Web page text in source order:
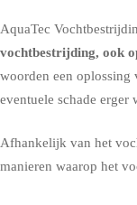
AquaTec
vochtbestrijding, ook
woorden een
eventuele schade erger
Afhankelijk van het
manieren waarop het